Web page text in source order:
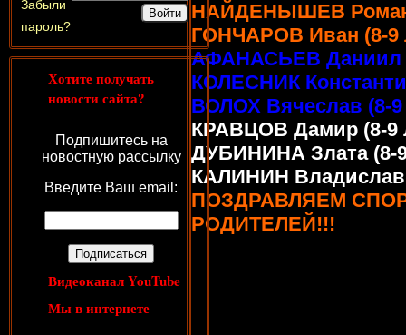
НАЙДЕНЫШЕВ Роман
ГОНЧАРОВ Иван (8-9
АФАНАСЬЕВ Даниил
КОЛЕСНИК
ВОЛОХ Вячеслав (8-
КРАВЦОВ Дамир (8-9
ДУБИНИНА Злата (8-9
КАЛИНИН Владислав
ПОЗДРАВЛЯЕМ
РОДИТЕЛЕЙ!!!
Забыли
пароль?
Хотите получать
новости сайта?
Подпишитесь на
новостную рассылку
Введите Ваш email:
Видеоканал YouTube
Мы в интернете